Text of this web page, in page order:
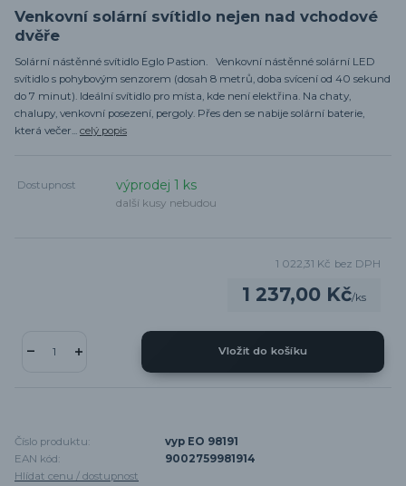
Venkovní solární svítidlo nejen nad vchodové
dvěře
Solární nástěnné svítidlo Eglo Pastion. Venkovní nástěnné solární LED
svítidlo s pohybovým senzorem (dosah 8 metrů, doba svícení od 40 sekund
do 7 minut). Ideální svítidlo pro místa, kde není elektřina. Na chaty,
chalupy, venkovní posezení, pergoly. Přes den se nabije solární baterie,
která večer... celý popis
Dostupnost výprodej 1 ks
další kusy nebudou
1 237,00 Kč/ks
1 022,31 Kč bez DPH
Vložit do košíku
Číslo produktu:
vyp EO 98191
EAN kód:
9002759981914
Hlídat cenu / dostupnost